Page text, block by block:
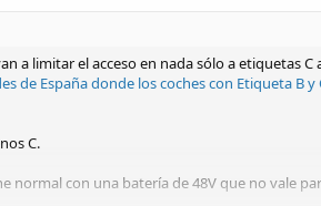
a limitar el acceso en nada sólo a etiquetas C
de España donde los coches con Etiqueta B
C.
normal con una batería de 48V que no vale